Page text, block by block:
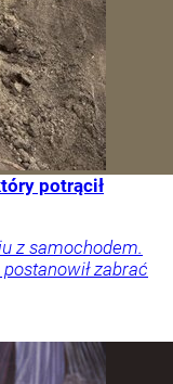
potrącił
z samochodem.
zabrać